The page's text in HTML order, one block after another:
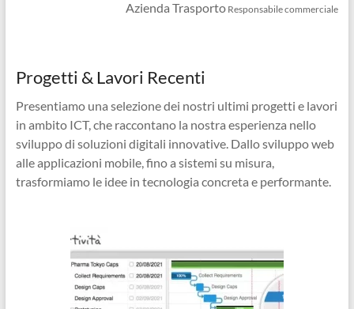
Azienda Trasporto Responsabile commerciale
Progetti & Lavori Recenti
Presentiamo una selezione dei nostri ultimi progetti e lavori
in ambito ICT, che raccontano la nostra esperienza nello
sviluppo di soluzioni digitali innovative. Dallo sviluppo web
alle applicazioni mobile, fino a sistemi su misura,
trasformiamo le idee in tecnologia concreta e performante.